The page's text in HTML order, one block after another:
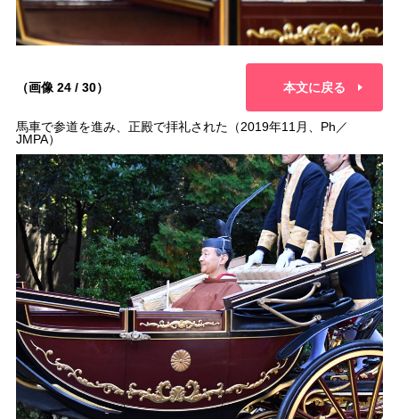
（画像 24 / 30） 本文に戻る
馬車で参道を進み、正殿で拝礼された（2019年11月、Ph／
JMPA）